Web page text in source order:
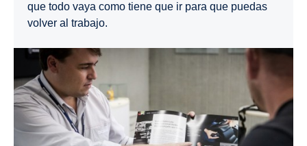
que todo vaya como tiene que ir para que puedas
volver al trabajo.